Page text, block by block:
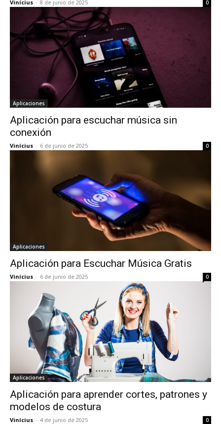
Vinícius - 8 de junio de 2025 0
Aplicaciones
Aplicación para escuchar música sin
conexión
Vinícius - 6 de junio de 2025 0
Aplicaciones
Aplicación para Escuchar Música Gratis
Vinícius - 6 de junio de 2025 0
Aplicaciones
Aplicación para aprender cortes, patrones y
modelos de costura
Vinícius - 4 de junio de 2025 0